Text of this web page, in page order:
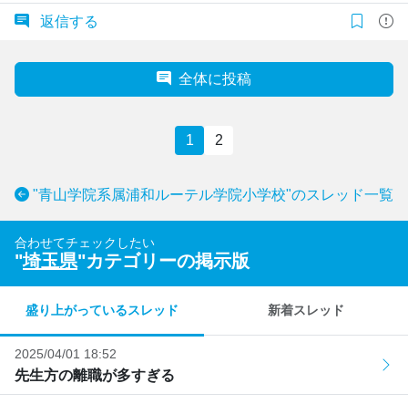
返信する
全体に投稿
1 2
"青山学院系属浦和ルーテル学院小学校"のスレッド一覧
合わせてチェックしたい
"埼玉県"カテゴリーの掲示版
盛り上がっているスレッド 新着スレッド
2025/04/01 18:52
先生方の離職が多すぎる